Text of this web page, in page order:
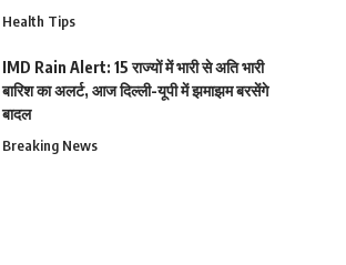
Health Tips
IMD Rain Alert: 15 राज्यों में भारी से अति भारी
बारिश का अलर्ट, आज दिल्ली-यूपी में झमाझम बरसेंगे
बादल
Breaking News